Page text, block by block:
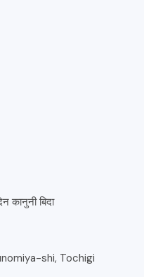
कानुनी बिदा
shi, Tochigi